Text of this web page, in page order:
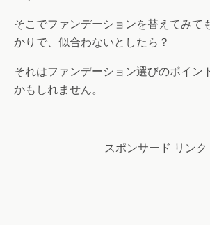
そこでファンデーションを替えてみて
かりで、似合わないとしたら？
それはファンデーション選びのポイン
かもしれません。
スポンサード リンク